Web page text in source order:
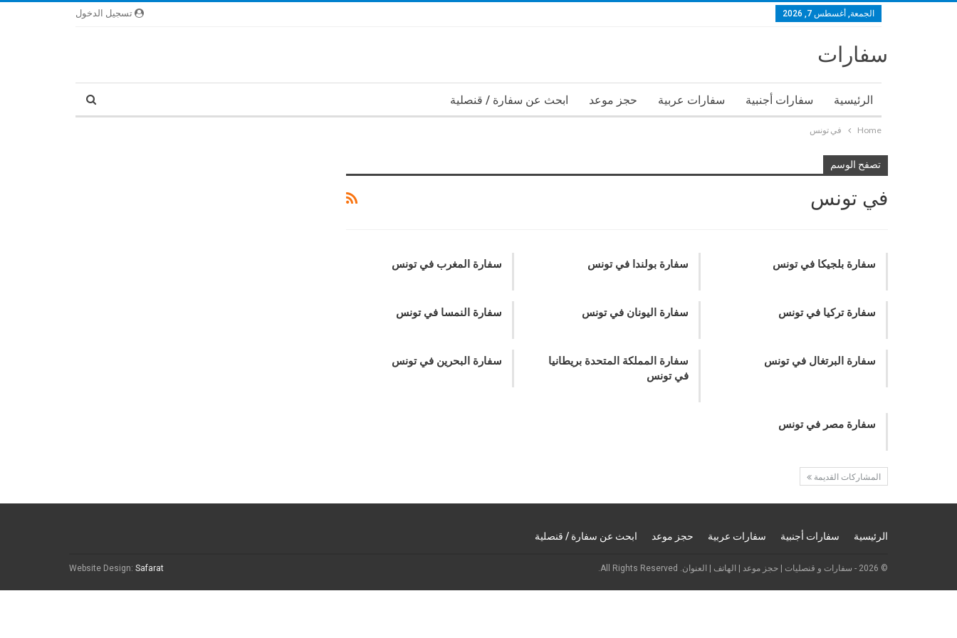
تسجيل الدخول الجمعة, أغسطس 7, 2026
سفارات
الرئيسية سفارات أجنبية سفارات عربية حجز موعد ابحث عن سفارة / قنصلية
Home في تونس
تصفح الوسم
في تونس
سفارة بلجيكا في تونس سفارة بولندا في تونس سفارة المغرب في تونس
سفارة تركيا في تونس سفارة اليونان في تونس سفارة النمسا في تونس
سفارة البرتغال في تونس
سفارة المملكة المتحدة بريطانيا
في تونس
سفارة البحرين في تونس
سفارة مصر في تونس
المشاركات القديمة
الرئيسية سفارات أجنبية سفارات عربية حجز موعد ابحث عن سفارة / قنصلية
© 2026 - سفارات و قنصليات | حجز موعد | الهاتف | العنوان. All Rights Reserved. Website Design: Safarat